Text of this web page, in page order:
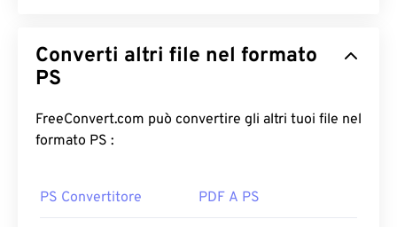
Converti altri file nel formato
PS
FreeConvert.com può convertire gli altri tuoi file nel
formato PS :
PS Convertitore PDF A PS